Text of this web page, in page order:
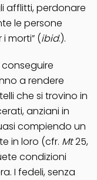
afflitti, perdonare
le persone
morti” (ibid.).
a rendere
che si trovino in
anziani in
compiendo un
in loro (cfr. Mt25,
condizioni
I fedeli, senza